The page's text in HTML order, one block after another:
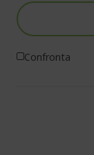
Confronta